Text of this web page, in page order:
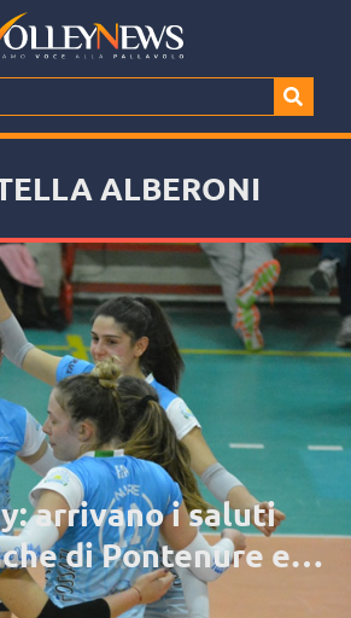
ALBERONI
arrivano i saluti
di Pontenure e
Piacentino